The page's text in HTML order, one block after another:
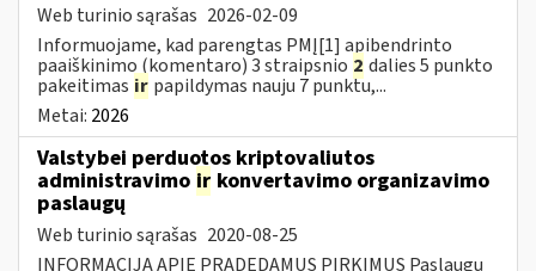
Web turinio sąrašas 2026-02-09
Informuojame, kad parengtas PMĮ[1] apibendrinto
paaiškinimo (komentaro) 3 straipsnio 2 dalies 5 punkto
pakeitimas ir papildymas nauju 7 punktu,...
Metai: 2026
Valstybei perduotos kriptovaliutos
administravimo ir konvertavimo organizavimo
paslaugų
Web turinio sąrašas 2020-08-25
INFORMACIJA APIE PRADEDAMUS PIRKIMUS Paslaugų